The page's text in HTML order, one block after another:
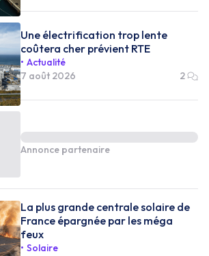
Une électrification trop lente
coûtera cher prévient RTE
Actualité
7 août 2026
2
Annonce partenaire
La plus grande centrale solaire de
France épargnée par les méga
feux
Solaire